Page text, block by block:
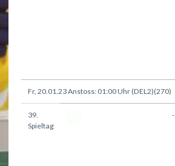
Fr, 20.01.23 Anstoss: 01:00 Uhr (DEL2)(270)
39.
Spieltag
-